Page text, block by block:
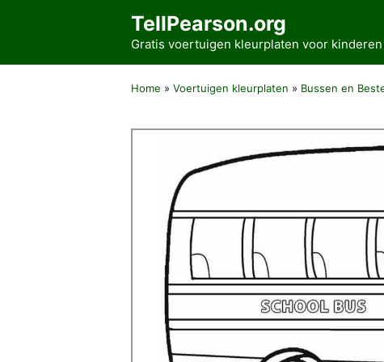
inhoud
TellPearson.org
Gratis voertuigen kleurplaten voor
Home » Voertuigen kleurplaten » Bussen en